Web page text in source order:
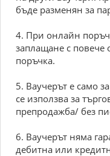
бъде разменян за
4. При онлайн
заплащане с повече
поръчка.
5. Ваучерът е само
се използва за
препродажба/ без
6. Ваучерът няма
дебитна или